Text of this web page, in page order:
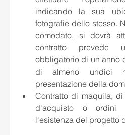
indicando la sua
fotografie dello stesso.
comodato, si dovrà
contratto prevede
obbligatorio di un anno
di almeno undici
presentazione della
Contratto di maquila,
d'acquisto o ordini
l'esistenza del progetto